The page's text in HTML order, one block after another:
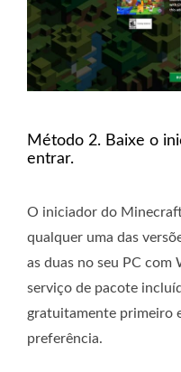
Método 2. Baixe o
entrar.
O iniciador do
qualquer uma das
as duas no seu PC
serviço de pacote
gratuitamente primeiro
preferência.